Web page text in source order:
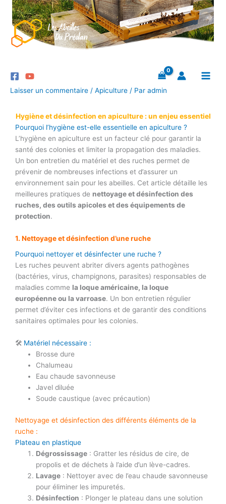
Aller
contenu
Laisser un commentaire / Apiculture / Par admin
Hygiène et désinfection en apiculture : un enjeu essentiel
Pourquoi l’hygiène est-elle essentielle en apiculture ?
L’hygiène en apiculture est un facteur clé pour garantir la
santé des colonies et limiter la propagation des maladies.
Un bon entretien du matériel et des ruches permet de
prévenir de nombreuses infections et d’assurer un
environnement sain pour les abeilles. Cet article détaille les
meilleures pratiques de nettoyage et désinfection des
ruches, des outils apicoles et des équipements de
protection.
1. Nettoyage et désinfection d’une ruche
Pourquoi nettoyer et désinfecter une ruche ?
Les ruches peuvent abriter divers agents pathogènes
(bactéries, virus, champignons, parasites) responsables de
maladies comme la loque américaine, la loque
européenne ou la varroase. Un bon entretien régulier
permet d’éviter ces infections et de garantir des conditions
sanitaires optimales pour les colonies.
🛠 Matériel nécessaire :
Brosse dure
Chalumeau
Eau chaude savonneuse
Javel diluée
Soude caustique (avec précaution)
Nettoyage et désinfection des différents éléments de la
ruche :
Plateau en plastique
Dégrossissage : Gratter les résidus de cire, de
propolis et de déchets à l’aide d’un lève-cadres.
Lavage : Nettoyer avec de l’eau chaude savonneuse
pour éliminer les impuretés.
Désinfection : Plonger le plateau dans une solution